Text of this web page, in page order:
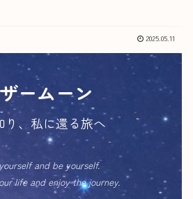
2025.05.11
ームーン
り、私に還る旅へ
and be yourself.
life and enjoy the journey.